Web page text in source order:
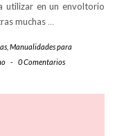
utilizar en un envoltorio
muchas …
Manualidades para
- 0 Comentarios